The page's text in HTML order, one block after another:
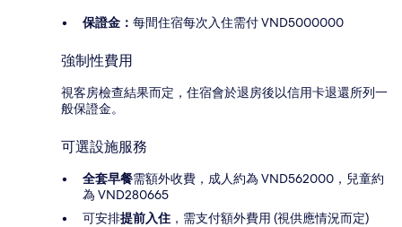
保證金： 每間住宿每次入住需付 VND5000000
強制性費用
視客房檢查結果而定，住宿會於退房後以信用卡退還所列一
般保證金。
可選設施服務
全套早餐需額外收費，成人約為 VND562000，兒童約
為 VND280665
可安排提前入住 ，需支付額外費用 (視供應情況而定)